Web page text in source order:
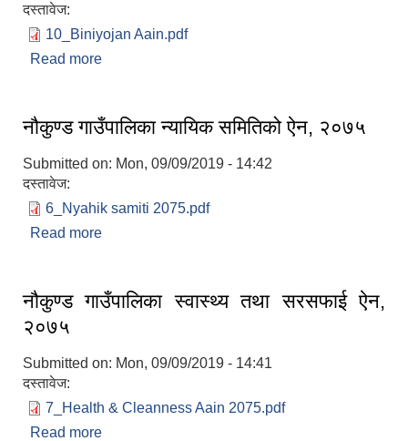
दस्तावेज:
10_Biniyojan Aain.pdf
Read more
नौकुण्ड गाउँपालिका न्यायिक समितिको ऐन, २०७५
Submitted on: Mon, 09/09/2019 - 14:42
दस्तावेज:
6_Nyahik samiti 2075.pdf
Read more
नौकुण्ड गाउँपालिका स्वास्थ्य तथा सरसफाई ऐन,
२०७५
Submitted on: Mon, 09/09/2019 - 14:41
दस्तावेज:
7_Health & Cleanness Aain 2075.pdf
Read more